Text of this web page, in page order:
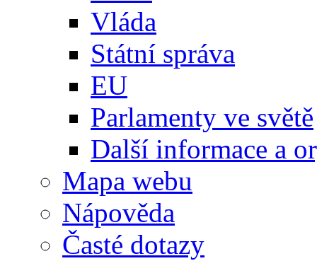
Vláda
Státní správa
EU
Parlamenty ve světě
Další informace a
Mapa webu
Nápověda
Časté dotazy